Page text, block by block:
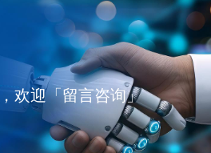
欢迎「留言咨询」